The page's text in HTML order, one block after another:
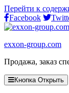
Перейти к
Facebook
exxon-group.com
Продажа, заказ
Кнопка Открыть